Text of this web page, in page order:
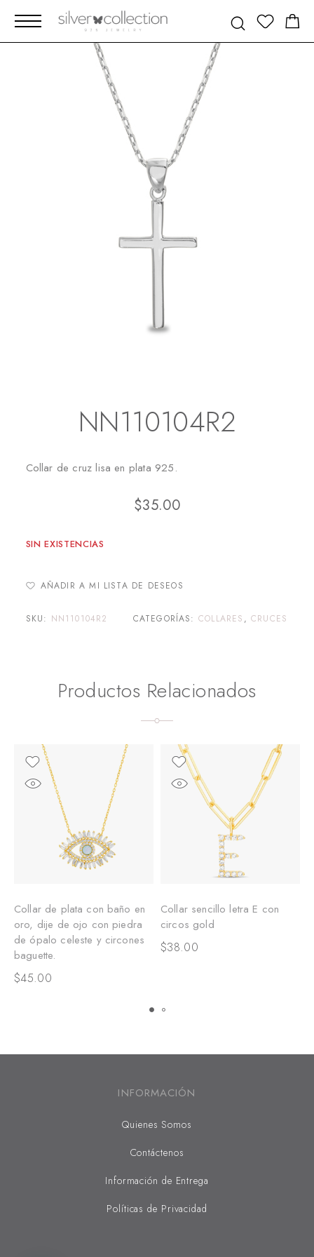
NN110104R2
Collar de cruz lisa en plata 925.
$35.00
SIN EXISTENCIAS
AÑADIR A MI LISTA DE DESEOS
SKU: NN110104R2 CATEGORÍAS: COLLARES , CRUCES
Productos Relacionados
Collar de plata con baño en
oro, dije de ojo con piedra
de ópalo celeste y circones
baguette.
$45.00
Collar sencillo letra E con
circos gold
$38.00
INFORMACIÓN
Quienes Somos
Contáctenos
Información de Entrega
Políticas de Privacidad